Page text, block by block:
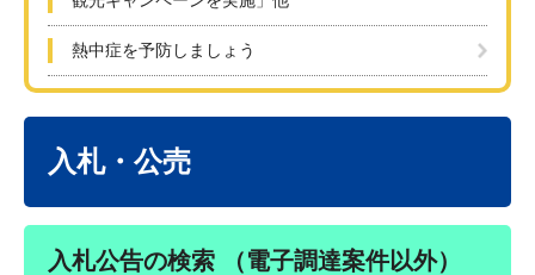
熱中症を予防しましょう
入札・公売
入札公告の検索 （電子調達案件以外）